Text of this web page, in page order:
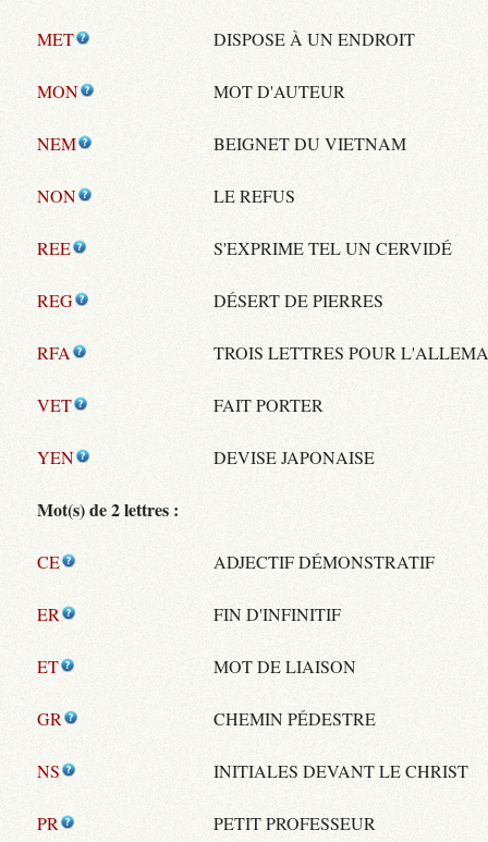
MET DISPOSE À UN ENDROIT
MON MOT D'AUTEUR
NEM BEIGNET DU VIETNAM
NON LE REFUS
REE S'EXPRIME TEL UN CERVIDÉ
REG DÉSERT DE PIERRES
RFA TROIS LETTRES POUR
VET FAIT PORTER
YEN DEVISE JAPONAISE
Mot(s) de 2 lettres :
CE ADJECTIF DÉMONSTRATIF
ER FIN D'INFINITIF
ET MOT DE LIAISON
GR CHEMIN PÉDESTRE
NS INITIALES DEVANT LE CHRIST
PR PETIT PROFESSEUR